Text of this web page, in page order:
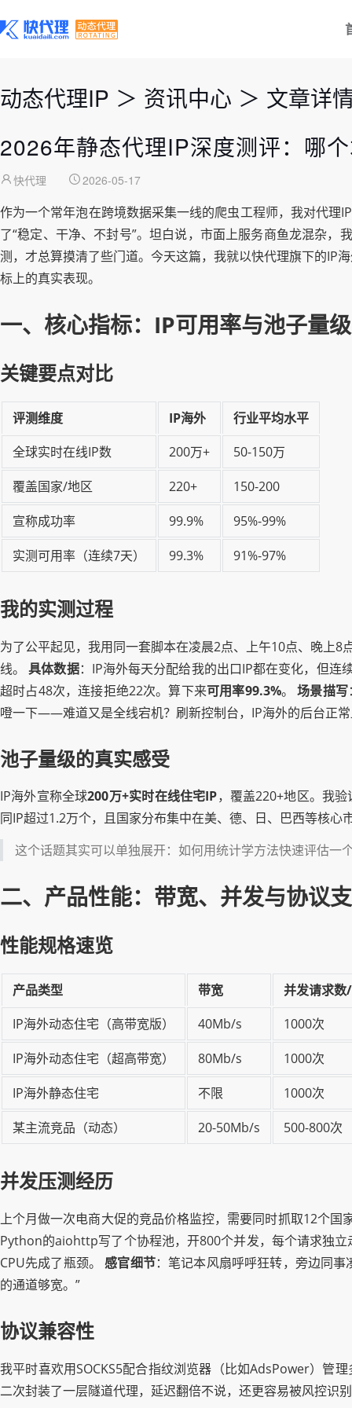
动态代理IP ＞ 资讯中心 ＞ 文章详
2026年静态代理IP深度测评：哪
快代理 2026-05-17
作为一个常年泡在跨境数据采集一线的爬虫工程师，我对代理
了“稳定、干净、不封号”。坦白说，市面上服务商鱼龙混杂
测，才总算摸清了些门道。今天这篇，我就以快代理旗下的IP
标上的真实表现。
一、核心指标：IP可用率与池子量级
关键要点对比
评测维度 IP海外
行业平均水平
全球实时在线IP数
200万+
50-150万
覆盖国家/地区
220+
150-200
宣称成功率
99.9%
95%-99%
实测可用率（连续7天）
99.3% 91%-97%
我的实测过程
为了公平起见，我用同一套脚本在凌晨2点、上午10点、晚上
线。具体数据：IP海外每天分配给我的出口IP都在变化，但
超时占48次，连接拒绝22次。算下来可用率99.3%。场景描写
噔一下——难道又是全线宕机？刷新控制台，IP海外的后台正
池子量级的真实感受
IP海外宣称全球200万+实时在线住宅IP，覆盖220+地区。我
同IP超过1.2万个，且国家分布集中在美、德、日、巴西等核
这个话题其实可以单独展开：如何用统计学方法快速评估一
二、产品性能：带宽、并发与协议
性能规格速览
产品类型 带宽
并发请求数
IP海外动态住宅（高带宽版）
40Mb/s
1000次
IP海外动态住宅（超高带宽）
80Mb/s
1000次
IP海外静态住宅
不限
1000次
某主流竞品（动态）
20-50Mb/s 500-800次
并发压测经历
上个月做一次电商大促的竞品价格监控，需要同时抓取12个国
Python的aiohttp写了个协程池，开800个并发，每个请求独
CPU先成了瓶颈。感官细节：笔记本风扇呼呼狂转，旁边同事
的通道够宽。”
协议兼容性
我平时喜欢用SOCKS5配合指纹浏览器（比如AdsPower）管
二次封装了一层隧道代理，延迟翻倍不说，还更容易被风控识